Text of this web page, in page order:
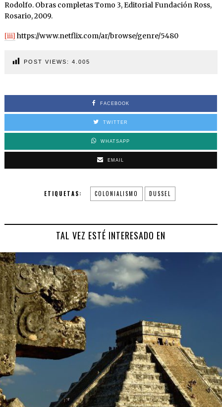
Rodolfo. Obras completas Tomo 3, Editorial Fundación Ross,
Rosario, 2009.
[iii] https://www.netflix.com/ar/browse/genre/5480
POST VIEWS: 4.005
FACEBOOK
TWITTER
WHATSAPP
EMAIL
ETIQUETAS: COLONIALISMO DUSSEL
TAL VEZ ESTÉ INTERESADO EN